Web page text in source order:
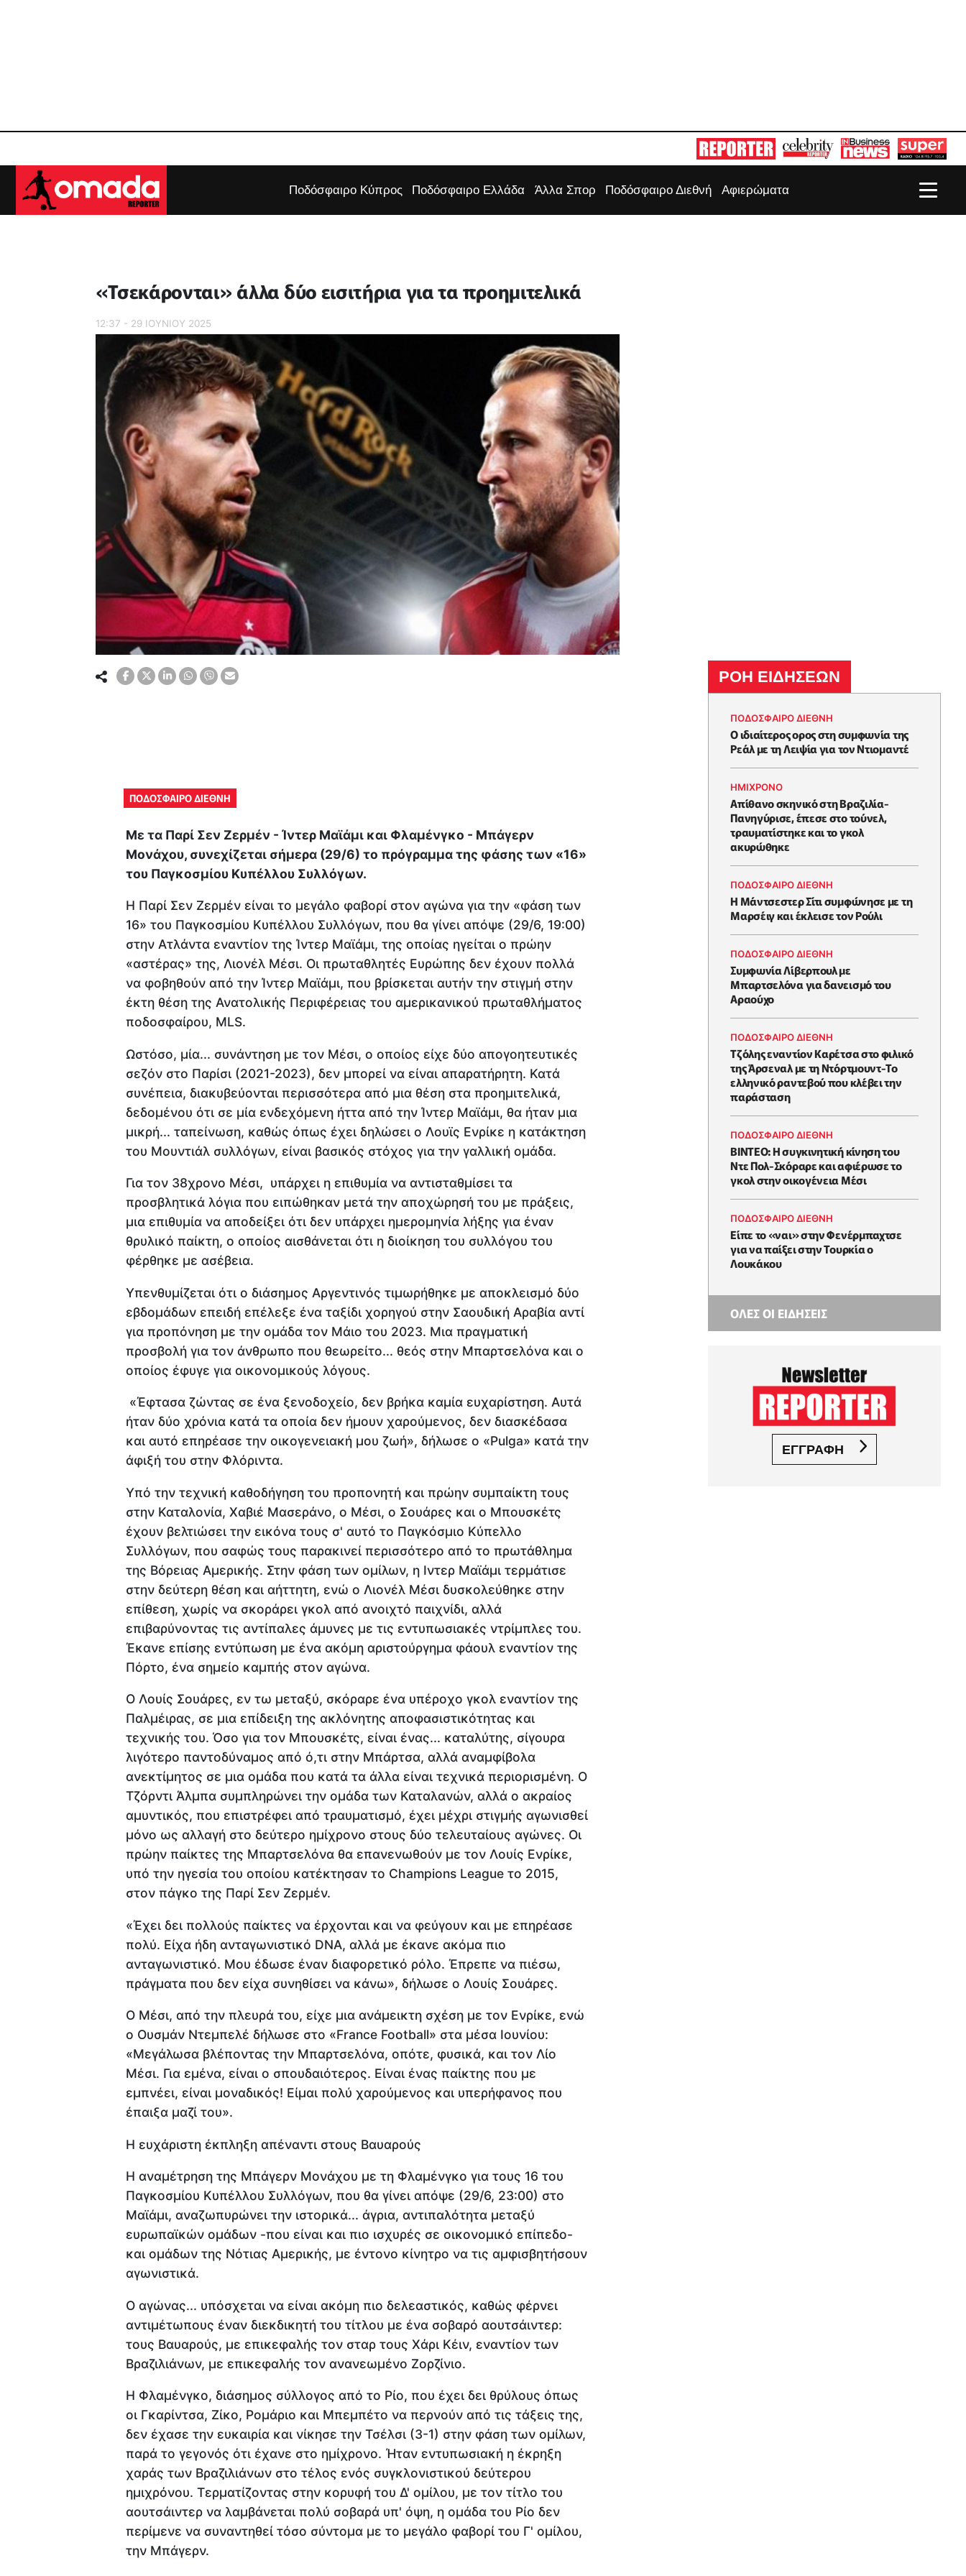
Ποδόσφαιρο Κύπρος Ποδόσφαιρο Ελλάδα Άλλα Σπορ Ποδόσφαιρο Διεθνή Αφιερώματα
«Τσεκάρονται» άλλα δύο εισιτήρια για τα προημιτελικά
12:37 - 29 ΙΟΥΝΙΟΥ 2025
ΠΟΔΟΣΦΑΙΡΟ ΔΙΕΘΝΗ
Με τα Παρί Σεν Ζερμέν - Ίντερ Μαϊάμι και Φλαμένγκο - Μπάγερν
Μονάχου, συνεχίζεται σήμερα (29/6) το πρόγραμμα της φάσης των «16»
του Παγκοσμίου Κυπέλλου Συλλόγων.
Η Παρί Σεν Ζερμέν είναι το μεγάλο φαβορί στον αγώνα για την «φάση των
16» του Παγκοσμίου Κυπέλλου Συλλόγων, που θα γίνει απόψε (29/6, 19:00)
στην Ατλάντα εναντίον της Ίντερ Μαϊάμι, της οποίας ηγείται ο πρώην
«αστέρας» της, Λιονέλ Μέσι. Οι πρωταθλητές Ευρώπης δεν έχουν πολλά
να φοβηθούν από την Ίντερ Μαϊάμι, που βρίσκεται αυτήν την στιγμή στην
έκτη θέση της Ανατολικής Περιφέρειας του αμερικανικού πρωταθλήματος
ποδοσφαίρου, MLS.
Ωστόσο, μία... συνάντηση με τον Μέσι, ο οποίος είχε δύο απογοητευτικές
σεζόν στο Παρίσι (2021-2023), δεν μπορεί να είναι απαρατήρητη. Κατά
συνέπεια, διακυβεύονται περισσότερα από μια θέση στα προημιτελικά,
δεδομένου ότι σε μία ενδεχόμενη ήττα από την Ίντερ Μαϊάμι, θα ήταν μια
μικρή... ταπείνωση, καθώς όπως έχει δηλώσει ο Λουϊς Ενρίκε η κατάκτηση
του Μουντιάλ συλλόγων, είναι βασικός στόχος για την γαλλική ομάδα.
Για τον 38χρονο Μέσι, υπάρχει η επιθυμία να αντισταθμίσει τα
προσβλητικά λόγια που ειπώθηκαν μετά την αποχώρησή του με πράξεις,
μια επιθυμία να αποδείξει ότι δεν υπάρχει ημερομηνία λήξης για έναν
θρυλικό παίκτη, ο οποίος αισθάνεται ότι η διοίκηση του συλλόγου του
φέρθηκε με ασέβεια.
Υπενθυμίζεται ότι ο διάσημος Αργεντινός τιμωρήθηκε με αποκλεισμό δύο
εβδομάδων επειδή επέλεξε ένα ταξίδι χορηγού στην Σαουδική Αραβία αντί
για προπόνηση με την ομάδα τον Μάιο του 2023. Μια πραγματική
προσβολή για τον άνθρωπο που θεωρείτο... θεός στην Μπαρτσελόνα και ο
οποίος έφυγε για οικονομικούς λόγους.
«Έφτασα ζώντας σε ένα ξενοδοχείο, δεν βρήκα καμία ευχαρίστηση. Αυτά
ήταν δύο χρόνια κατά τα οποία δεν ήμουν χαρούμενος, δεν διασκέδασα
και αυτό επηρέασε την οικογενειακή μου ζωή», δήλωσε ο «Pulga» κατά την
άφιξή του στην Φλόριντα.
Υπό την τεχνική καθοδήγηση του προπονητή και πρώην συμπαίκτη τους
στην Καταλονία, Χαβιέ Μασεράνο, ο Μέσι, ο Σουάρες και ο Μπουσκέτς
έχουν βελτιώσει την εικόνα τους σ' αυτό το Παγκόσμιο Κύπελλο
Συλλόγων, που σαφώς τους παρακινεί περισσότερο από το πρωτάθλημα
της Βόρειας Αμερικής. Στην φάση των ομίλων, η Ιντερ Μαϊάμι τερμάτισε
στην δεύτερη θέση και αήττητη, ενώ ο Λιονέλ Μέσι δυσκολεύθηκε στην
επίθεση, χωρίς να σκοράρει γκολ από ανοιχτό παιχνίδι, αλλά
επιβαρύνοντας τις αντίπαλες άμυνες με τις εντυπωσιακές ντρίμπλες του.
Έκανε επίσης εντύπωση με ένα ακόμη αριστούργημα φάουλ εναντίον της
Πόρτο, ένα σημείο καμπής στον αγώνα.
Ο Λουίς Σουάρες, εν τω μεταξύ, σκόραρε ένα υπέροχο γκολ εναντίον της
Παλμέιρας, σε μια επίδειξη της ακλόνητης αποφασιστικότητας και
τεχνικής του. Όσο για τον Μπουσκέτς, είναι ένας... καταλύτης, σίγουρα
λιγότερο παντοδύναμος από ό,τι στην Μπάρτσα, αλλά αναμφίβολα
ανεκτίμητος σε μια ομάδα που κατά τα άλλα είναι τεχνικά περιορισμένη. Ο
Τζόρντι Άλμπα συμπληρώνει την ομάδα των Καταλανών, αλλά ο ακραίος
αμυντικός, που επιστρέφει από τραυματισμό, έχει μέχρι στιγμής αγωνισθεί
μόνο ως αλλαγή στο δεύτερο ημίχρονο στους δύο τελευταίους αγώνες. Οι
πρώην παίκτες της Μπαρτσελόνα θα επανενωθούν με τον Λουίς Ενρίκε,
υπό την ηγεσία του οποίου κατέκτησαν το Champions League το 2015,
στον πάγκο της Παρί Σεν Ζερμέν.
«Έχει δει πολλούς παίκτες να έρχονται και να φεύγουν και με επηρέασε
πολύ. Είχα ήδη ανταγωνιστικό DNA, αλλά με έκανε ακόμα πιο
ανταγωνιστικό. Μου έδωσε έναν διαφορετικό ρόλο. Έπρεπε να πιέσω,
πράγματα που δεν είχα συνηθίσει να κάνω», δήλωσε ο Λουίς Σουάρες.
Ο Μέσι, από την πλευρά του, είχε μια ανάμεικτη σχέση με τον Ενρίκε, ενώ
ο Ουσμάν Ντεμπελέ δήλωσε στο «France Football» στα μέσα Ιουνίου:
«Μεγάλωσα βλέποντας την Μπαρτσελόνα, οπότε, φυσικά, και τον Λίο
Μέσι. Για εμένα, είναι ο σπουδαιότερος. Είναι ένας παίκτης που με
εμπνέει, είναι μοναδικός! Είμαι πολύ χαρούμενος και υπερήφανος που
έπαιξα μαζί του».
Η ευχάριστη έκπληξη απέναντι στους Βαυαρούς
Η αναμέτρηση της Μπάγερν Μονάχου με τη Φλαμένγκο για τους 16 του
Παγκοσμίου Κυπέλλου Συλλόγων, που θα γίνει απόψε (29/6, 23:00) στο
Μαϊάμι, αναζωπυρώνει την ιστορικά... άγρια, αντιπαλότητα μεταξύ
ευρωπαϊκών ομάδων -που είναι και πιο ισχυρές σε οικονομικό επίπεδο-
και ομάδων της Νότιας Αμερικής, με έντονο κίνητρο να τις αμφισβητήσουν
αγωνιστικά.
Ο αγώνας... υπόσχεται να είναι ακόμη πιο δελεαστικός, καθώς φέρνει
αντιμέτωπους έναν διεκδικητή του τίτλου με ένα σοβαρό αουτσάιντερ:
τους Βαυαρούς, με επικεφαλής τον σταρ τους Χάρι Κέιν, εναντίον των
Βραζιλιάνων, με επικεφαλής τον ανανεωμένο Ζορζίνιο.
Η Φλαμένγκο, διάσημος σύλλογος από το Ρίο, που έχει δει θρύλους όπως
οι Γκαρίντσα, Ζίκο, Ρομάριο και Μπεμπέτο να περνούν από τις τάξεις της,
δεν έχασε την ευκαιρία και νίκησε την Τσέλσι (3-1) στην φάση των ομίλων,
παρά το γεγονός ότι έχανε στο ημίχρονο. Ήταν εντυπωσιακή η έκρηξη
χαράς των Βραζιλιάνων στο τέλος ενός συγκλονιστικού δεύτερου
ημιχρόνου. Τερματίζοντας στην κορυφή του Δ' ομίλου, με τον τίτλο του
αουτσάιντερ να λαμβάνεται πολύ σοβαρά υπ' όψη, η ομάδα του Ρίο δεν
περίμενε να συναντηθεί τόσο σύντομα με το μεγάλο φαβορί του Γ' ομίλου,
την Μπάγερν.
ΡΟΗ ΕΙΔΗΣΕΩΝ
ΠΟΔΟΣΦΑΙΡΟ ΔΙΕΘΝΗ
Ο ιδιαίτερος ορος στη συμφωνία της
Ρεάλ με τη Λειψία για τον Ντιομαντέ
HΜΊΧΡΟΝΟ
Απίθανο σκηνικό στη Βραζιλία-
Πανηγύρισε, έπεσε στο τούνελ,
τραυματίστηκε και το γκολ
ακυρώθηκε
ΠΟΔΟΣΦΑΙΡΟ ΔΙΕΘΝΗ
Η Μάντσεστερ Σίτι συμφώνησε με τη
Μαρσέιγ και έκλεισε τον Ρούλι
ΠΟΔΟΣΦΑΙΡΟ ΔΙΕΘΝΗ
Συμφωνία Λίβερπουλ με
Μπαρτσελόνα για δανεισμό του
Αραούχο
ΠΟΔΟΣΦΑΙΡΟ ΔΙΕΘΝΗ
Τζόλης εναντίον Καρέτσα στο φιλικό
της Άρσεναλ με τη Ντόρτμουντ-Το
ελληνικό ραντεβού που κλέβει την
παράσταση
ΠΟΔΟΣΦΑΙΡΟ ΔΙΕΘΝΗ
ΒΙΝΤΕΟ: Η συγκινητική κίνηση του
Ντε Πολ-Σκόραρε και αφιέρωσε το
γκολ στην οικογένεια Μέσι
ΠΟΔΟΣΦΑΙΡΟ ΔΙΕΘΝΗ
Είπε το «ναι» στην Φενέρμπαχτσε
για να παίξει στην Τουρκία ο
Λουκάκου
ΟΛΕΣ ΟΙ ΕΙΔΗΣΕΙΣ
ΕΓΓΡΑΦΗ